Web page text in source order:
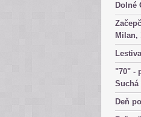
Dolné
Milan,
"70" -
Suchá
Deň